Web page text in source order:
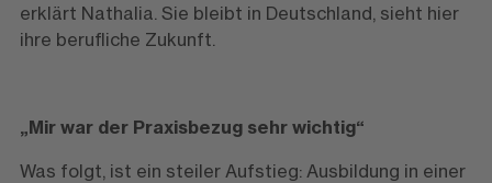
erklärt Nathalia. Sie bleibt in Deutschland, sieht hier
ihre berufliche Zukunft.
„Mir war der Praxisbezug sehr wichtig“
Was folgt, ist ein steiler Aufstieg: Ausbildung in einer